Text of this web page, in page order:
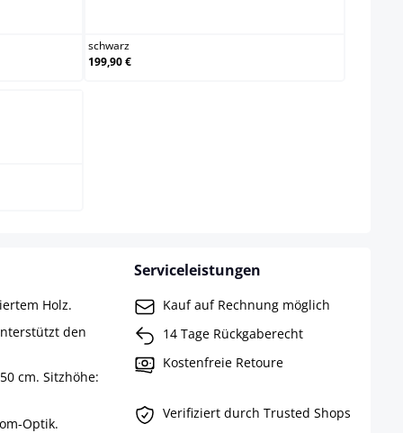
schwarz
199,90 €
Holz.
den
cm. Sitzhöhe:
Optik.
Serviceleistungen
Kauf auf Rechnung möglich
14 Tage Rückgaberecht
Kostenfreie Retoure
Verifiziert durch Trusted Shops